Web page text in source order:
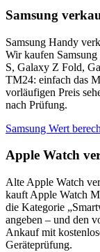
Samsung
Samsung Handy
Wir kaufen
S, Galaxy Z Fold,
TM24: einfach das
vorläufigen Preis
nach Prüfung.
Samsung Wert
Apple Watch
Alte Apple Watch
kauft Apple Watch
die Kategorie
angeben – und den
Ankauf mit
Geräteprüfung.